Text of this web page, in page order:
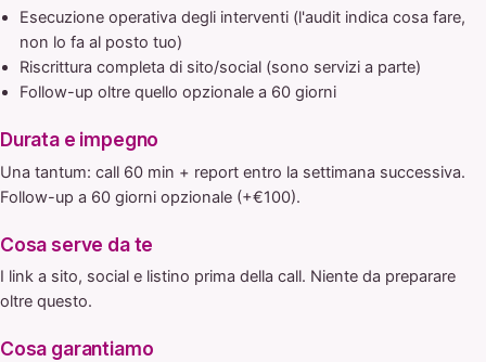
Esecuzione operativa degli interventi (l'audit indica cosa fare,
non lo fa al posto tuo)
Riscrittura completa di sito/social (sono servizi a parte)
Follow-up oltre quello opzionale a 60 giorni
Durata e impegno
Una tantum: call 60 min + report entro la settimana successiva.
Follow-up a 60 giorni opzionale (+€100).
Cosa serve da te
I link a sito, social e listino prima della call. Niente da preparare
oltre questo.
Cosa garantiamo